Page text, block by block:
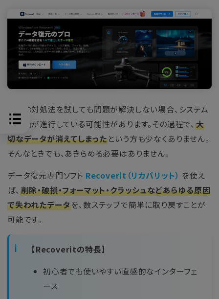
上記の対処法を試しても問題が解決しない場合、システム
の破損が進行している可能性があります。その過程で、 大
切なデータが消えてしまったという方も少なくありません。
そんなときでも、あきらめる必要はありません。
データ復元専門ソフト Recoverit（リカバリット） を使え
ば、 削除・破損・フォーマット・クラッシュなどあらゆる原因
で失われたデータを、数ステップで簡単に取り戻すことが
可能です。
【Recoveritの特長】
初心者でも使いやすい直感的なインターフェ
ース